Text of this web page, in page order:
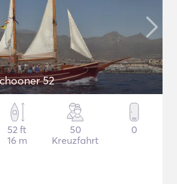
52
52 ft
16 m
50
Kreuzfahrt
0